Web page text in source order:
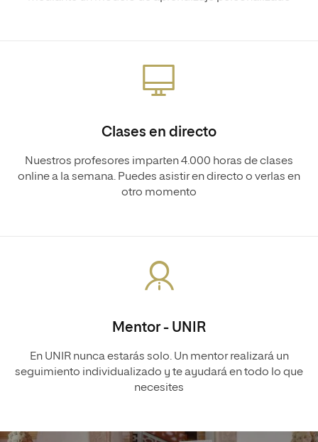
Clases en directo
Nuestros profesores imparten 4.000 horas de clases
online a la semana. Puedes asistir en directo o verlas en
otro momento
Mentor - UNIR
En UNIR nunca estarás solo. Un mentor realizará un
seguimiento individualizado y te ayudará en todo lo que
necesites